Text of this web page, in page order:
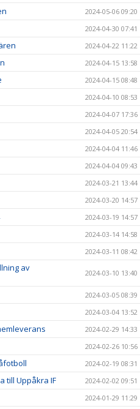
2024-05-06 09:20
2024-04-30 07:41
2024-04-22 11:22
2024-04-15 13:58
2024-04-15 08:48
2024-04-10 08:53
2024-04-07 17:36
2024-04-05 20:54
2024-04-04 11:46
2024-04-04 09:43
2024-03-21 13:44
2024-03-20 14:57
2024-03-19 14:57
2024-03-14 14:58
2024-03-11 08:42
av
2024-03-10 13:40
2024-03-05 08:39
2024-03-04 13:52
2024-02-29 14:33
2024-02-26 10:56
2024-02-19 08:31
till Uppåkra IF 2024-02-02 09:51
2024-01-29 11:29